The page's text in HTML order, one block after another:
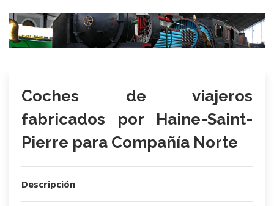
Coches de viajeros
fabricados por Haine-Saint-
Pierre para Compañía Norte
Descripción